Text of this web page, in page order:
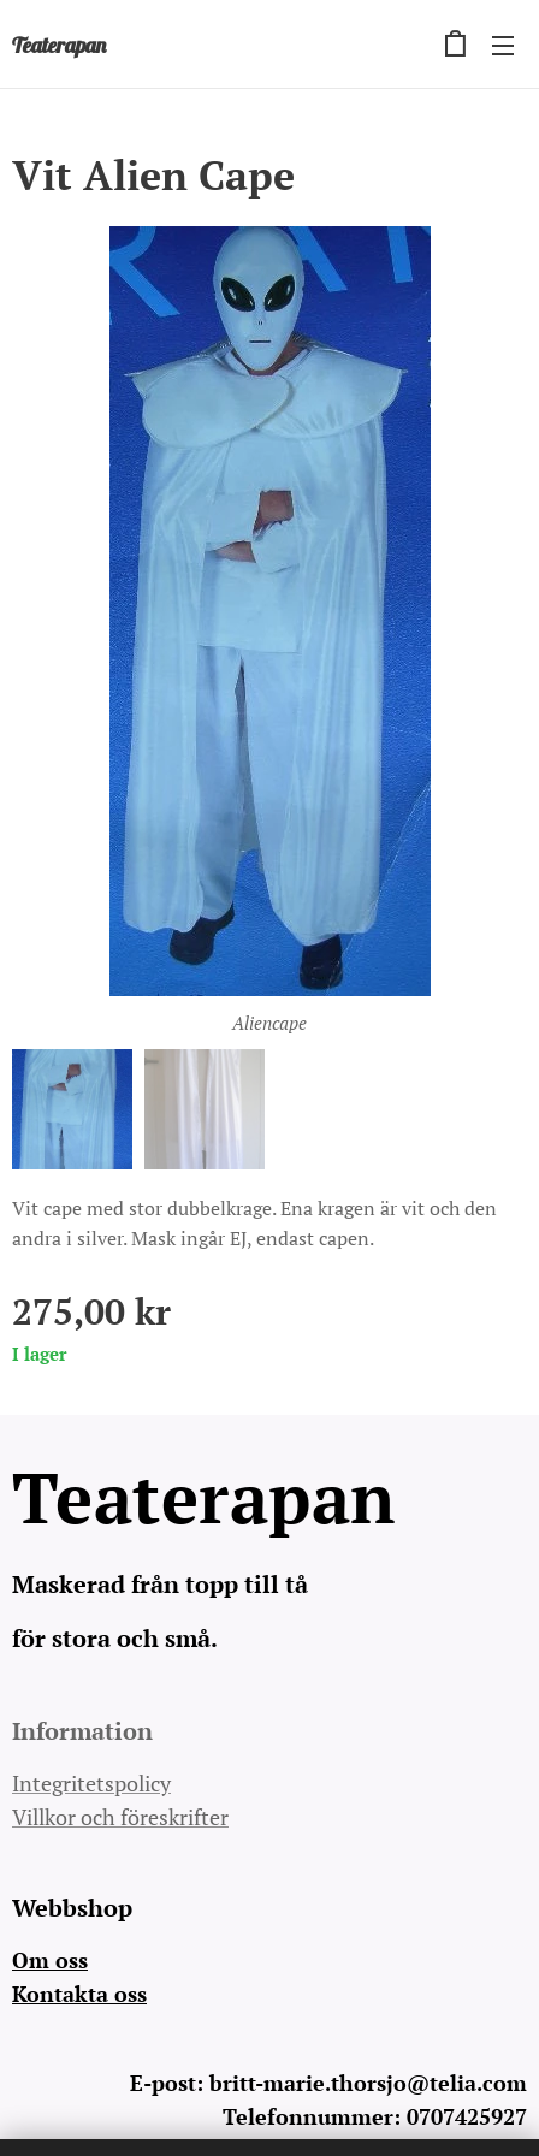
Teaterapan
Vit Alien Cape
Aliencape
Vit cape med stor dubbelkrage. Ena kragen är vit och den
andra i silver. Mask ingår EJ, endast capen.
275,00 kr
I lager
Teaterapan
Maskerad från topp till tå
för stora och små.
Information
Integritetspolicy
Villkor och föreskrifter
Webbshop
Om oss
Kontakta oss
E-post: britt-marie.thorsjo@telia.com
Telefonnummer: 0707425927